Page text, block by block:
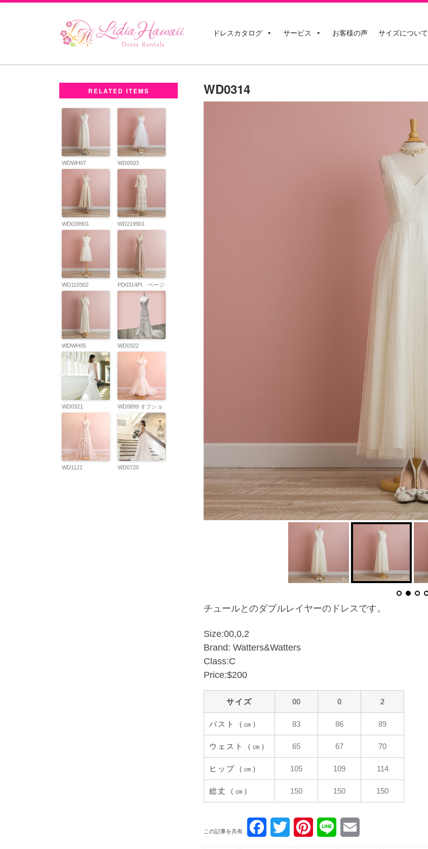
ドレスカタログ サービス お客様の声 サイズについて
WD0314
チュールとのダブルレイヤーのドレスです。
Size:00,0,2
Brand: Watters&Watters
Class:C
Price:$200
サイズ 00 0 2
バスト（㎝） 83 86 89
ウェスト（㎝） 65 67 70
ヒップ（㎝） 105 109 114
総丈（㎝） 150 150 150
この記事を共有
RELATED ITEMS
WDWH07 WD0503
WD039901 WD219901
WD110302
PD0314PI ベージ
ュピンクレースド
WDWH05 WD0322
WD0321
WD0899 オフショ
ルマーメイド
WD1121 WD0720